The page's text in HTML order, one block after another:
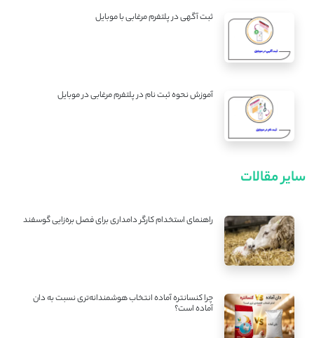
ثبت آگهی در پلتفرم مرغابی با موبایل
آموزش نحوه ثبت نام در پلتفرم مرغابی در موبایل
سایر مقالات
راهنمای استخدام کارگر دامداری برای فصل بره‌زایی گوسفند
چرا کنسانتره آماده انتخاب هوشمندانه‌تری نسبت به دان
آماده است؟